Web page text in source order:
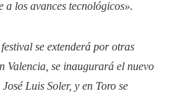
a los avances tecnológicos».
se extenderá por otras
Valencia, se inaugurará el nuevo
Luis Soler, y en Toro se